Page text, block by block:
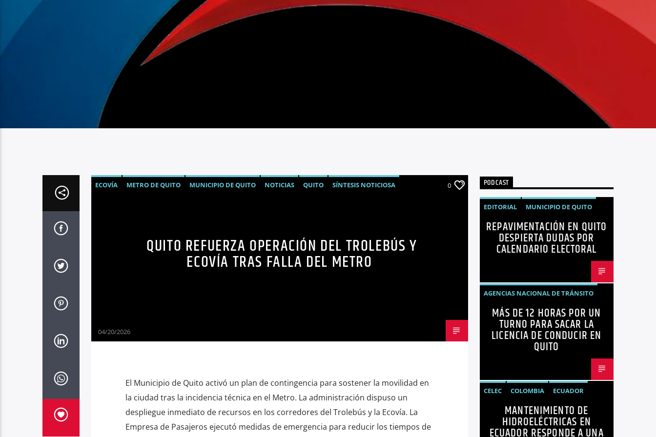
ECOVÍA METRO DE QUITO MUNICIPIO DE QUITO NOTICIAS QUITO
SÍNTESIS NOTICIOSA
0
QUITO REFUERZA OPERACIÓN DEL TROLEBÚS Y
ECOVÍA TRAS FALLA DEL METRO
04/20/2026
El Municipio de Quito activó un plan de contingencia para sostener la movilidad en
la ciudad tras la incidencia técnica en el Metro. La administración dispuso un
despliegue inmediato de recursos en los corredores del Trolebús y la Ecovía. La
Empresa de Pasajeros ejecutó medidas de emergencia para reducir los tiempos de
PODCAST
EDITORIAL
MUNICIPIO DE QUITO
NOTICIAS
OPINIÓN
QUITO
REPAVIMENTACIÓN
REPAVIMENTACIÓN EN QUITO
DESPIERTA DUDAS POR
CALENDARIO ELECTORAL
AGENCIAS NACIONAL DE TRÁNSITO
ECUADOR
LICENCIAS NOTICIAS
MÁS DE 12 HORAS POR UN
TURNO PARA SACAR LA
LICENCIA DE CONDUCIR EN
QUITO
CELEC COLOMBIA
ECUADOR
ENERGÍA
HIDROELÉCTRICAS
NOTICIAS
MANTENIMIENTO DE
HIDROELÉCTRICAS EN
ECUADOR RESPONDE A UNA